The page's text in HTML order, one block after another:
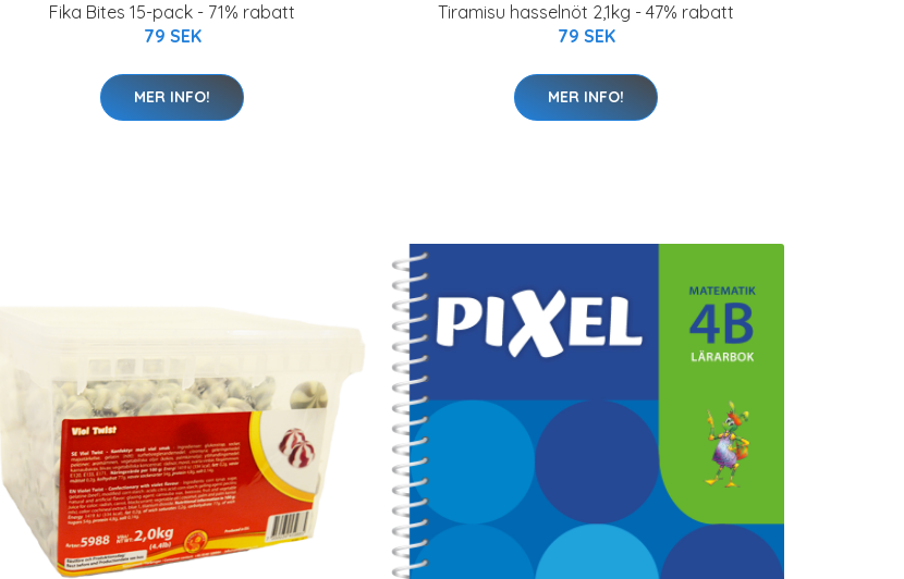
Fika Bites 15-pack - 71% rabatt
79 SEK
MER INFO!
Tiramisu hasselnöt 2,1kg - 47% rabatt
79 SEK
MER INFO!